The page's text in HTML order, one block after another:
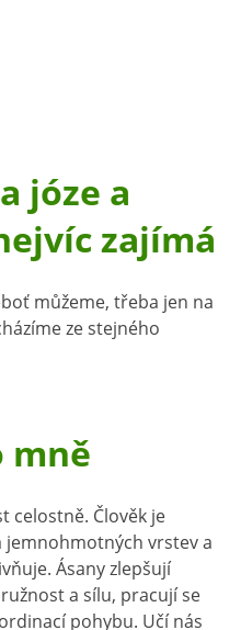
józe a
zajímá
můžeme, třeba jen na
ze stejného
mně
celostně. Člověk je
vrstev a
Ásany zlepšují
a sílu, pracují se
pohybu. Učí nás